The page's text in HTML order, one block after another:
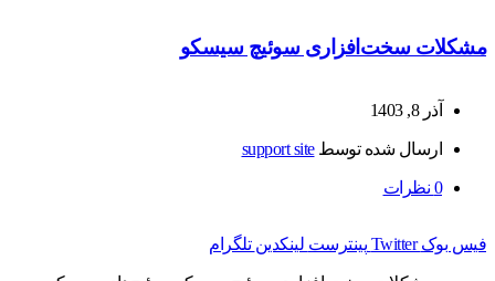
مشکلات سخت‌افزاری سوئیچ سیسکو
آذر 8, 1403
ارسال شده توسطsupport site
0 نظرات
فیس بوک Twitter پینترست لینکدین تلگرام